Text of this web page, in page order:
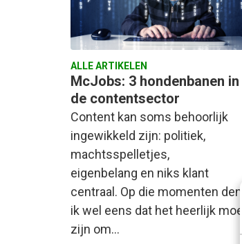
ALLE ARTIKELEN
McJobs: 3 hondenbanen in
de contentsector
Content kan soms behoorlijk
ingewikkeld zijn: politiek,
machtsspelletjes,
eigenbelang en niks klant
centraal. Op die momenten denk
ik wel eens dat het heerlijk moet
zijn om…